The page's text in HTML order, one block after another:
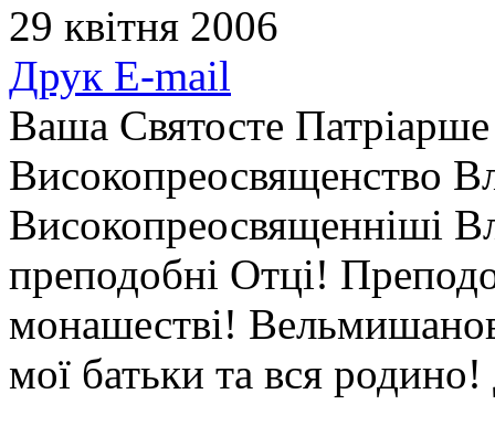
29 квітня 2006
Друк E-mail
Ваша Святосте
Високопреосвященство
Високопреосвященніші
преподобні Отці!
монашестві!
мої батьки та вся